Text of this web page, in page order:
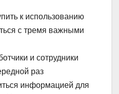
к использованию
с тремя важными
и сотрудники
раз
информацией для